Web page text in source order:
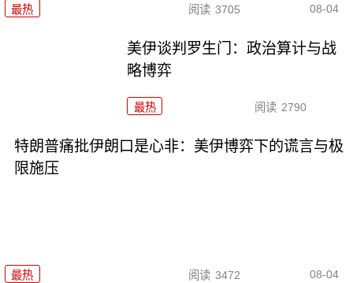
最热 阅读 3705 08-04
美伊谈判罗生门：政治算计与战
略博弈
最热 阅读 2790
特朗普痛批伊朗口是心非：美伊博弈下的谎言与极
限施压
最热 阅读 3472 08-04